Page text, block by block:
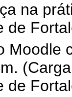
na
de
Moodle
de